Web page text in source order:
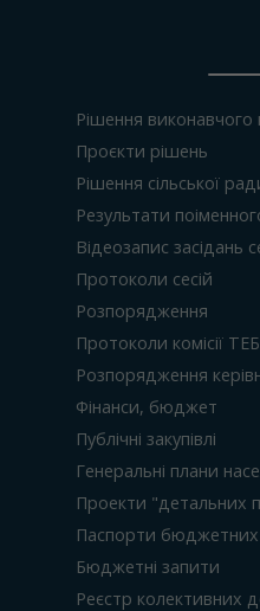
Рішення виконавчого
Проєкти рішень
Рішення сільської
Результати
Відеозапис засідань
Протоколи сесій
Розпорядження
Протоколи комісії
Розпорядження
Фінанси, бюджет
Публічні закупівлі
Генеральні плани
Проекти "детальних
Паспорти
Бюджетні запити
Реєстр колективних